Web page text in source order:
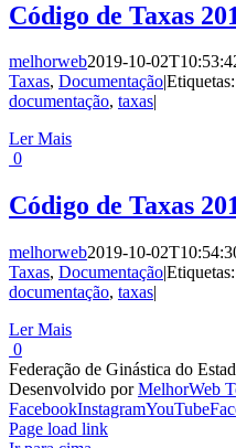
Código de Taxas
melhorweb2019-10-
Taxas, Documentação|Etiquetas:
documentação, taxas|
Ler Mais
0
Código de Taxas
melhorweb2019-10-
Taxas, Documentação|Etiquetas:
documentação, taxas|
Ler Mais
0
Federação de Ginástica do
Desenvolvido porMelhorWeb
FacebookInstagramYouTube
Page load link